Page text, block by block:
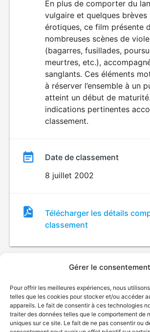
Gérer le consentement
Pour offrir les meilleures expériences, nous
telles que les cookies pour stocker et/ou accéder
appareils. Le fait de consentir à ces technologies
traiter des données telles que le comportement de
uniques sur ce site. Le fait de ne pas consentir ou
VIOLENCE
LANGAGE
VULGAIRE
En plus de comporter du
vulgaire et quelques brèves
érotiques, ce film présente
nombreuses scènes de
(bagarres, fusillades,
meurtres, etc.),
sanglants. Ces éléments
à réserver l’ensemble à un
atteint un début de
indications pertinentes
classement.
Date de classement
8 juillet 2002
Fichier
de
classement
Télécharger les détails
classement
© Gouvernement du Québec,